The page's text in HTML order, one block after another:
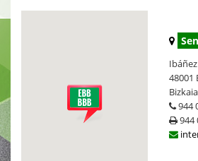
48001
Bizkaia
944
944